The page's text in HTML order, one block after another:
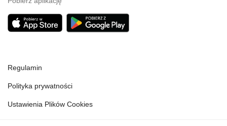
Regulamin
Polityka prywatności
Ustawienia Plików Cookies